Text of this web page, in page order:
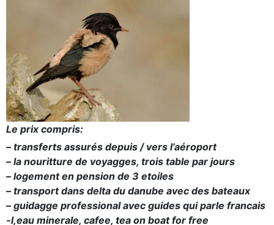
Le prix compris:
– transferts assurés depuis / vers l’aéroport
– la nouritture de voyagges, trois table par jours
– logement en pension de 3 etoiles
– transport dans delta du danube avec des bateaux
– guidagge professional avec guides qui parle francais
-l,eau minerale, cafee, tea on boat for free